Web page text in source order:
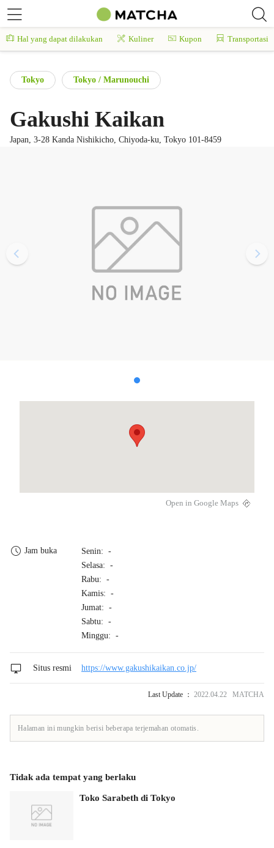
Hal yang dapat dilakukan Kuliner Kupon Transportasi
Tokyo Tokyo / Marunouchi
Gakushi Kaikan
Japan, 3-28 Kanda Nishikicho, Chiyoda-ku, Tokyo 101-8459
Open in Google Maps
Jam buka
Senin: -
Selasa: -
Rabu: -
Kamis: -
Jumat: -
Sabtu: -
Minggu: -
Situs resmi https://www.gakushikaikan.co.jp/
Last Update ： 2022.04.22 MATCHA
Halaman ini mungkin berisi beberapa terjemahan otomatis.
Tidak ada tempat yang berlaku
Toko Sarabeth di Tokyo